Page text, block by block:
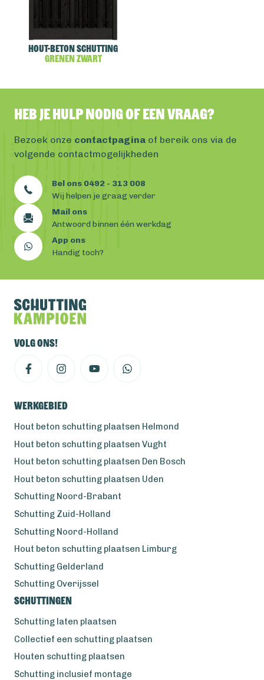
Hout-beton schutting
Grenen Zwart
Heb je hulp nodig of een vraag?
Bezoek onze contactpagina of bereik ons via de
volgende contactmogelijkheden
Bel ons 0492 - 313 008
Wij helpen je graag verder
Mail ons
Antwoord binnen één werkdag
App ons
Handig toch?
Volg ons!
Werkgebied
Hout beton schutting plaatsen Helmond
Hout beton schutting plaatsen Vught
Hout beton schutting plaatsen Den Bosch
Hout beton schutting plaatsen Uden
Schutting Noord-Brabant
Schutting Zuid-Holland
Schutting Noord-Holland
Hout beton schutting plaatsen Limburg
Schutting Gelderland
Schutting Overijssel
Schuttingen
Schutting laten plaatsen
Collectief een schutting plaatsen
Houten schutting plaatsen
Schutting inclusief montage